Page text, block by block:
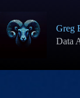
content
Greg
Data